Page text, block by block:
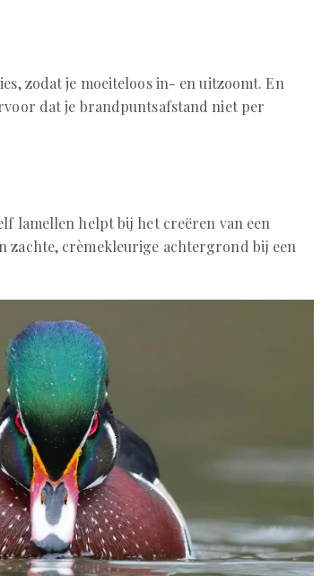
zodat je moeiteloos in- en uitzoomt. En
dat je brandpuntsafstand niet per
lamellen helpt bij het creëren van een
zachte, crèmekleurige achtergrond bij een